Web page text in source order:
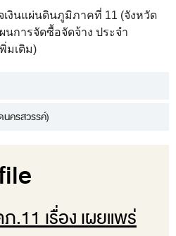
งินแผ่นดิน
ดิน
ดับสูง (CIO)
ส่วนราชการ
เงินแผ่นดินภูมิภาคที่ 11 (จังหวัด
นการจัดซื้อจัดจ้าง ประจำ
มเติม)
ครสวรรค์)
.11 เรื่อง เผยแพร่